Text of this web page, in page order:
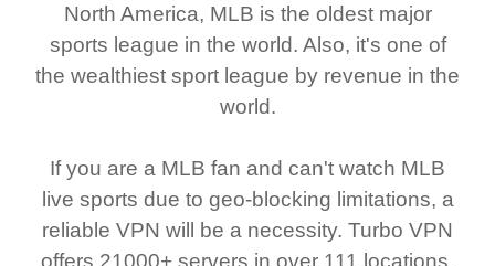
North America, MLB is the oldest major
sports league in the world. Also, it's one of
the wealthiest sport league by revenue in the
world.
If you are a MLB fan and can't watch MLB
live sports due to geo-blocking limitations, a
reliable VPN will be a necessity. Turbo VPN
offers 21000+ servers in over 111 locations.